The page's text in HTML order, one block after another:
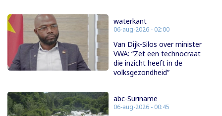
waterkant
06-aug-2026 - 02:00
Van Dijk-Silos over minister
VWA: “Zet een technocraat
die inzicht heeft in de
volksgezondheid”
abc-Suriname
06-aug-2026 - 00:45